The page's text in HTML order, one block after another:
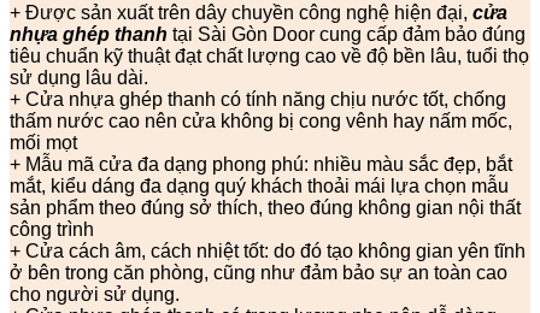
+ Được sản xuất trên dây chuyền công nghệ hiện đại, cửa
nhựa ghép thanh tại Sài Gòn Door cung cấp đảm bảo đúng
tiêu chuẩn kỹ thuật đạt chất lượng cao về độ bền lâu, tuổi thọ
sử dụng lâu dài.
+ Cửa nhựa ghép thanh có tính năng chịu nước tốt, chống
thấm nước cao nên cửa không bị cong vênh hay nấm mốc,
mối mọt
+ Mẫu mã cửa đa dạng phong phú: nhiều màu sắc đẹp, bắt
mắt, kiểu dáng đa dạng quý khách thoải mái lựa chọn mẫu
sản phẩm theo đúng sở thích, theo đúng không gian nội thất
công trình
+ Cửa cách âm, cách nhiệt tốt: do đó tạo không gian yên tĩnh
ở bên trong căn phòng, cũng như đảm bảo sự an toàn cao
cho người sử dụng.